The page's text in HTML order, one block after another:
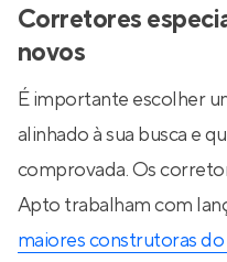
Corretores
novos
É importante escolher
alinhado à sua busca e
comprovada. Os
Apto trabalham com
maiores construtoras do